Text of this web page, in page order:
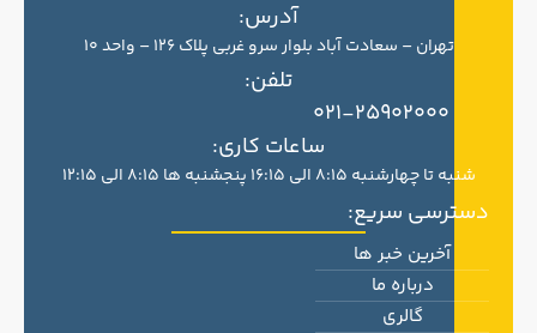
آدرس:
تهران – سعادت آباد بلوار سرو غربی پلاک 126 – واحد 10
تلفن:
021-25902000
ساعات کاری:
شنبه تا چهارشنبه 8:15 الی 16:15 پنجشنبه ها 8:15 الی 12:15
دسترسی سریع:
آخرین خبر ها
درباره ما
گالری